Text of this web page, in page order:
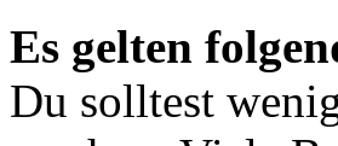
Es gelten
Du solltest